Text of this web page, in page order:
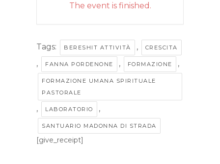
The event is finished.
Tags: BERESHIT ATTIVITÀ , CRESCITA
, FANNA PORDENONE , FORMAZIONE ,
FORMAZIONE UMANA SPIRITUALE
PASTORALE
, LABORATORIO ,
SANTUARIO MADONNA DI STRADA
[give_receipt]